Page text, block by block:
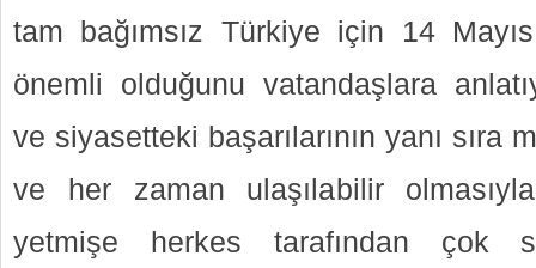
tam bağımsız Türkiye için 14
önemli olduğunu vatandaşlara
ve siyasetteki başarılarının yanı sıra
ve her zaman ulaşılabilir
yetmişe herkes tarafından çok